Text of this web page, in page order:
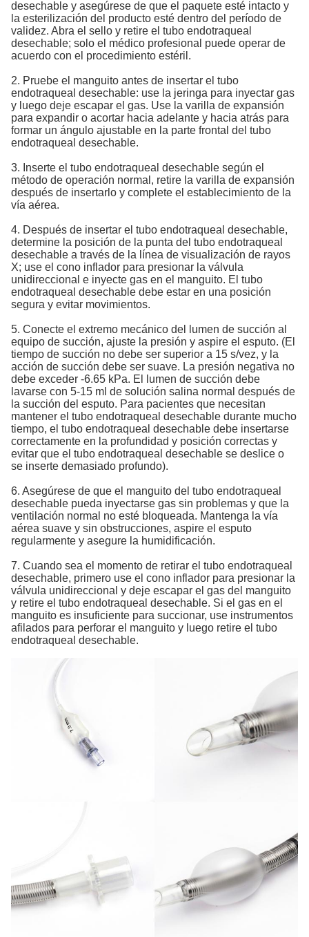
desechable y asegúrese de que el paquete esté intacto y
la esterilización del producto esté dentro del período de
validez. Abra el sello y retire el tubo endotraqueal
desechable; solo el médico profesional puede operar de
acuerdo con el procedimiento estéril.
2. Pruebe el manguito antes de insertar el tubo
endotraqueal desechable: use la jeringa para inyectar gas
y luego deje escapar el gas. Use la varilla de expansión
para expandir o acortar hacia adelante y hacia atrás para
formar un ángulo ajustable en la parte frontal del tubo
endotraqueal desechable.
3. Inserte el tubo endotraqueal desechable según el
método de operación normal, retire la varilla de expansión
después de insertarlo y complete el establecimiento de la
vía aérea.
4. Después de insertar el tubo endotraqueal desechable,
determine la posición de la punta del tubo endotraqueal
desechable a través de la línea de visualización de rayos
X; use el cono inflador para presionar la válvula
unidireccional e inyecte gas en el manguito. El tubo
endotraqueal desechable debe estar en una posición
segura y evitar movimientos.
5. Conecte el extremo mecánico del lumen de succión al
equipo de succión, ajuste la presión y aspire el esputo. (El
tiempo de succión no debe ser superior a 15 s/vez, y la
acción de succión debe ser suave. La presión negativa no
debe exceder -6.65 kPa. El lumen de succión debe
lavarse con 5-15 ml de solución salina normal después de
la succión del esputo. Para pacientes que necesitan
mantener el tubo endotraqueal desechable durante mucho
tiempo, el tubo endotraqueal desechable debe insertarse
correctamente en la profundidad y posición correctas y
evitar que el tubo endotraqueal desechable se deslice o
se inserte demasiado profundo).
6. Asegúrese de que el manguito del tubo endotraqueal
desechable pueda inyectarse gas sin problemas y que la
ventilación normal no esté bloqueada. Mantenga la vía
aérea suave y sin obstrucciones, aspire el esputo
regularmente y asegure la humidificación.
7. Cuando sea el momento de retirar el tubo endotraqueal
desechable, primero use el cono inflador para presionar la
válvula unidireccional y deje escapar el gas del manguito
y retire el tubo endotraqueal desechable. Si el gas en el
manguito es insuficiente para succionar, use instrumentos
afilados para perforar el manguito y luego retire el tubo
endotraqueal desechable.